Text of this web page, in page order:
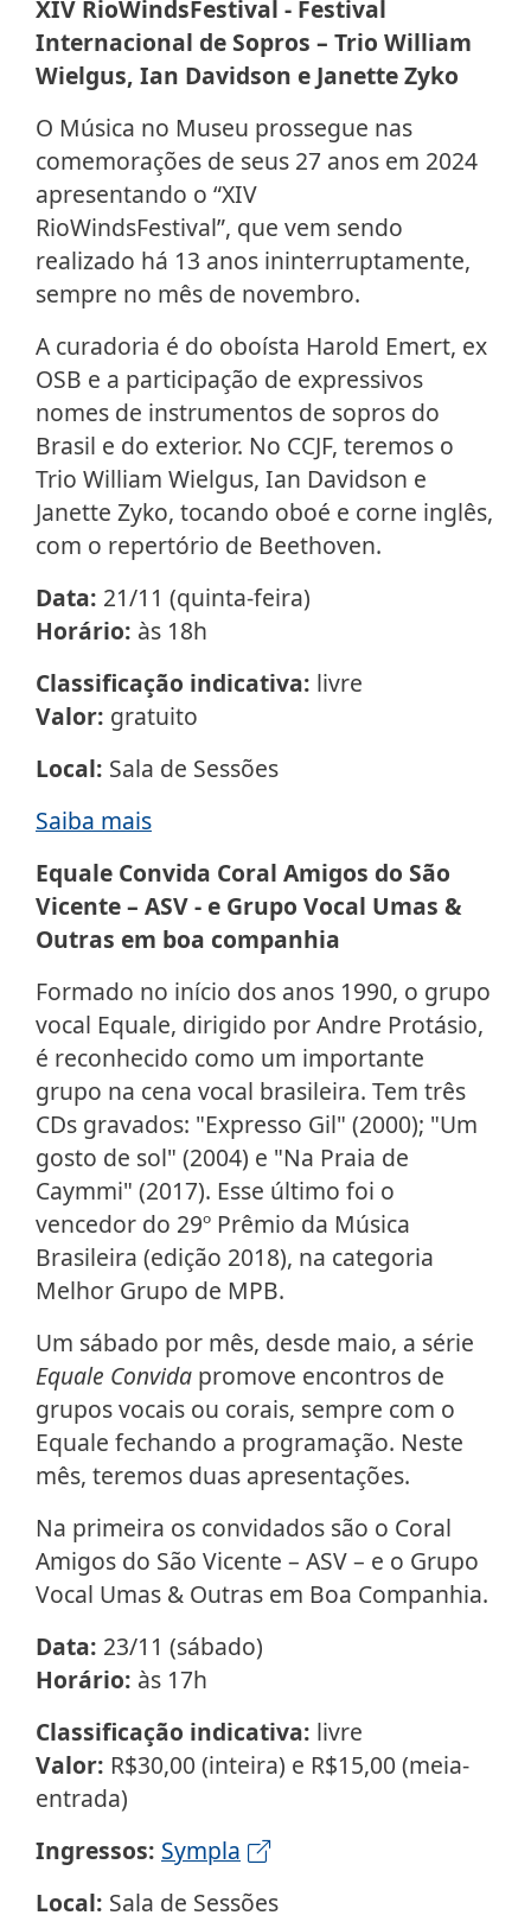
XIV RioWindsFestival - Festival
Internacional de Sopros – Trio William
Wielgus, Ian Davidson e Janette Zyko
O Música no Museu prossegue nas
comemorações de seus 27 anos em 2024
apresentando o “XIV
RioWindsFestival”, que vem sendo
realizado há 13 anos ininterruptamente,
sempre no mês de novembro.
A curadoria é do oboísta Harold Emert, ex
OSB e a participação de expressivos
nomes de instrumentos de sopros do
Brasil e do exterior. No CCJF, teremos o
Trio William Wielgus, Ian Davidson e
Janette Zyko, tocando oboé e corne inglês,
com o repertório de Beethoven.
Data: 21/11 (quinta-feira)
Horário: às 18h
Classificação indicativa: livre
Valor: gratuito
Local: Sala de Sessões
Saiba mais
Equale Convida Coral Amigos do São
Vicente – ASV - e Grupo Vocal Umas &
Outras em boa companhia
Formado no início dos anos 1990, o grupo
vocal Equale, dirigido por Andre Protásio,
é reconhecido como um importante
grupo na cena vocal brasileira. Tem três
CDs gravados: "Expresso Gil" (2000); "Um
gosto de sol" (2004) e "Na Praia de
Caymmi" (2017). Esse último foi o
vencedor do 29º Prêmio da Música
Brasileira (edição 2018), na categoria
Melhor Grupo de MPB.
Um sábado por mês, desde maio, a série
Equale Convida promove encontros de
grupos vocais ou corais, sempre com o
Equale fechando a programação. Neste
mês, teremos duas apresentações.
Na primeira os convidados são o Coral
Amigos do São Vicente – ASV – e o Grupo
Vocal Umas & Outras em Boa Companhia.
Data: 23/11 (sábado)
Horário: às 17h
Classificação indicativa: livre
Valor: R$30,00 (inteira) e R$15,00 (meia-
entrada)
Ingressos: Sympla
Local: Sala de Sessões